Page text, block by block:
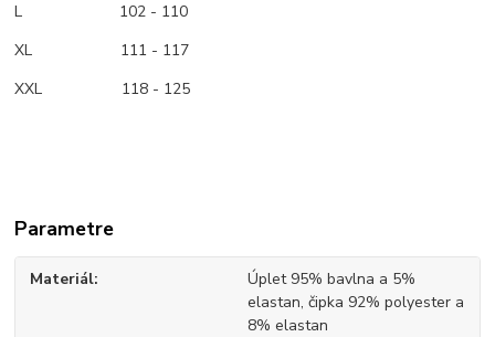
L 102 - 110
XL 111 - 117
XXL 118 - 125
Parametre
Materiál
Úplet 95% bavlna a 5%
elastan, čipka 92% polyester a
8% elastan